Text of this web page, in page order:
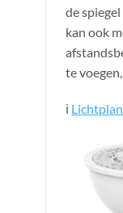
de
kan ook
te
ℹ️